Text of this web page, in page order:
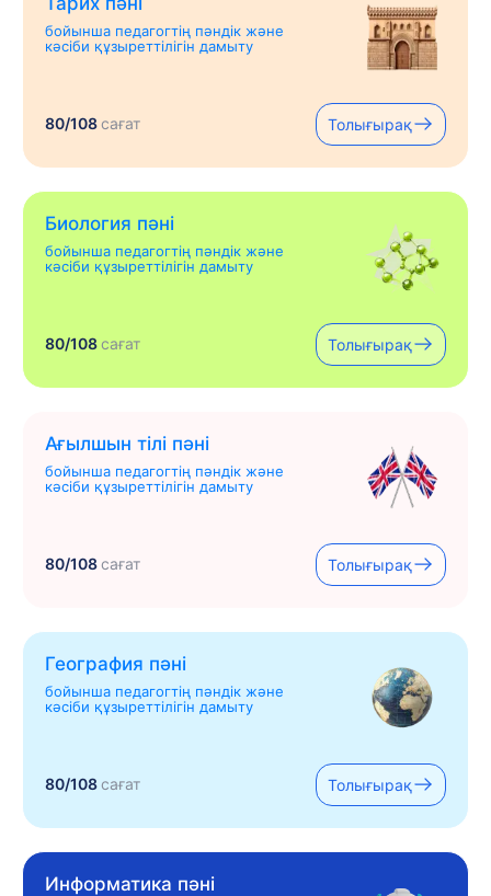
бойынша педагогтің пәндік және
кәсіби құзыреттілігін дамыту
80/108сағат Толығырақ
Биология пәні
бойынша педагогтің пәндік және
кәсіби құзыреттілігін дамыту
80/108сағат Толығырақ
Ағылшын тілі пәні
бойынша педагогтің пәндік және
кәсіби құзыреттілігін дамыту
80/108сағат Толығырақ
География пәні
бойынша педагогтің пәндік және
кәсіби құзыреттілігін дамыту
80/108сағат Толығырақ
Информатика пәні